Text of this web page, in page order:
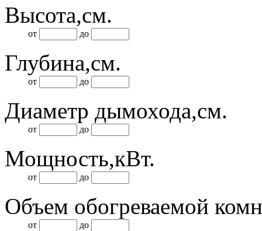
Высота,см.
от до
Глубина,см.
от до
Диаметр дымохода,см.
от до
Мощность,кВт.
от до
Объем обогреваемой
от до